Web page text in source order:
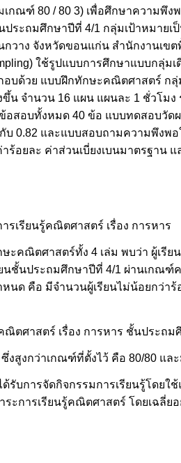
ณฑ์ 80 / 80 3) เพื่อศึกษาความพึ
ระถมศึกษาปีที่ 4/1 กลุ่มเป้าหมาย
นกวาง จังหวัดขอนแก่น สำนักงาน
ใช้รูปแบบการศึกษาแบบกลุ่ม
อบด้วย แบบฝึกทักษะคณิตศาสตร์ ก
น จำนวน 16 แผน แผนละ 1 ชั่วโม
อสอบทั้งหมด 40 ข้อ แบบทดสอบวั
บ 0.82 และแบบสอบถามความพึง
อยละ ค่าส่วนเบี่ยงเบนมาตรฐาน แ
รเรียนรู้คณิตศาสตร์ เรื่อง การหาร
ะคณิตศาสตร์ทั้ง 4 เล่ม พบว่า ผู้เรี
นชั้นประถมศึกษาปีที่ 4/1 ผ่านเกณฑ์
ด คือ มีจำนวนผู้เรียนไม่น้อยกว่า
ตศาสตร์ เรื่อง การหาร ชั้นประถม
งสูงกว่าเกณฑ์ที่ตั้งไว้ คือ 80/80 แ
รับการจัดกิจกรรมการเรียนรู้โด
ะการเรียนรู้คณิตศาสตร์ โดยเฉลี่ย